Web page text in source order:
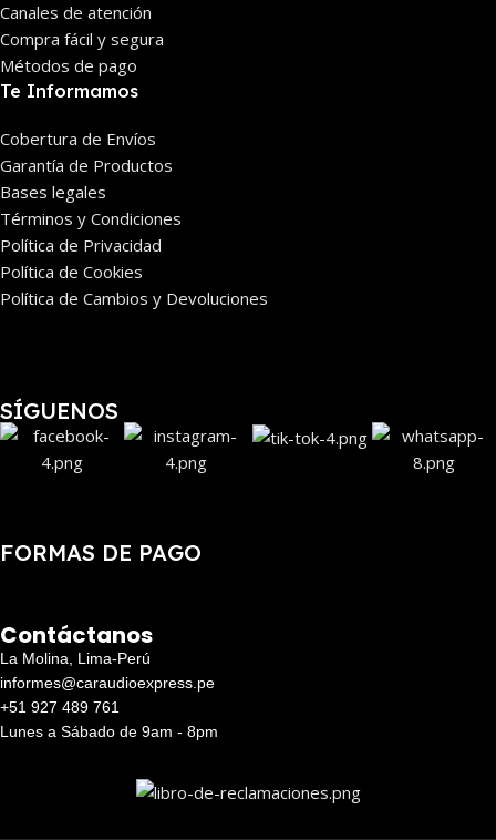
Canales de atención
Compra fácil y segura
Métodos de pago
Te Informamos
Cobertura de Envíos
Garantía de Productos
Bases legales
Términos y Condiciones
Política de Privacidad
Política de Cookies
Política de Cambios y Devoluciones
SÍGUENOS
FORMAS DE PAGO
Contáctanos
La Molina, Lima-Perú
informes@caraudioexpress.pe
+51 927 489 761
Lunes a Sábado de 9am - 8pm